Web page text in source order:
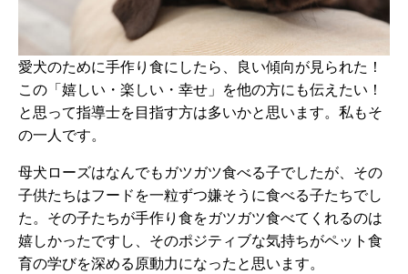
愛犬のために手作り食にしたら、良い傾向が見られた！
この「嬉しい・楽しい・幸せ」を他の方にも伝えたい！
と思って指導士を目指す方は多いかと思います。私もそ
の一人です。
母犬ローズはなんでもガツガツ食べる子でしたが、その
子供たちはフードを一粒ずつ嫌そうに食べる子たちでし
た。その子たちが手作り食をガツガツ食べてくれるのは
嬉しかったですし、そのポジティブな気持ちがペット食
育の学びを深める原動力になったと思います。